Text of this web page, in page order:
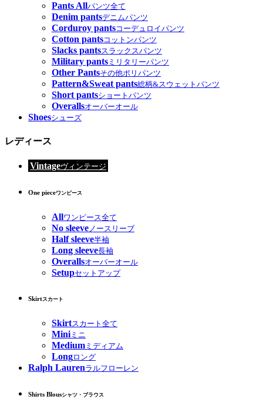
Pants Allパンツ全て
Denim pantsデニムパンツ
Corduroy pantsコーデュロイパンツ
Cotton pantsコットンパンツ
Slacks pantsスラックスパンツ
Military pants ミリタリーパンツ
Other Pantsその他ポリパンツ
Pattern&Sweat pants総柄&スウェットパンツ
Short pantsショートパンツ
Overallsオーバーオール
Shoesシューズ
レディース
Vintageヴィンテージ
One pieceワンピース
Allワンピース全て
No sleeve ノースリーブ
Half sleeve半袖
Long sleeve長袖
Overallsオーバーオール
Setupセットアップ
Skirtスカート
Skirtスカート全て
Miniミニ
Medium ミディアム
Longロング
Ralph Laurenラルフローレン
Shirts Blousシャツ・ブラウス